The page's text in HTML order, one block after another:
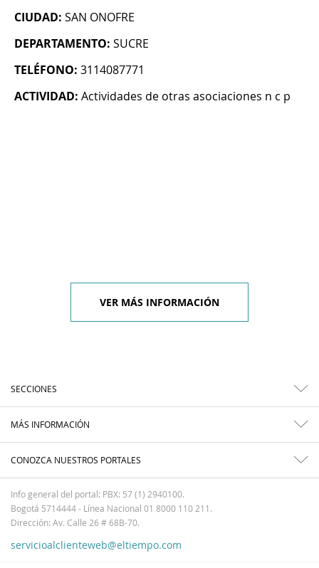
CIUDAD: SAN ONOFRE
DEPARTAMENTO: SUCRE
TELÉFONO: 3114087771
ACTIVIDAD: Actividades de otras asociaciones n c p
VER MÁS INFORMACIÓN
SECCIONES
MÁS INFORMACIÓN
CONOZCA NUESTROS PORTALES
Info general del portal: PBX: 57 (1) 2940100.
Bogotá 5714444 - Línea Nacional 01 8000 110 211.
Dirección: Av. Calle 26 # 68B-70.
servicioalclienteweb@eltiempo.com